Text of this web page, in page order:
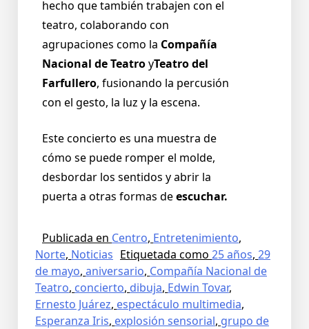
hecho que también trabajen con el
teatro, colaborando con
agrupaciones como la Compañía
Nacional de TeatroyTeatro del
Farfullero, fusionando la percusión
con el gesto, la luz y la escena.
Este concierto es una muestra de
cómo se puede romper el molde,
desbordar los sentidos y abrir la
puerta a otras formas deescuchar.
Publicada en Centro, Entretenimiento,
Norte, Noticias Etiquetada como 25 años, 29
de mayo, aniversario, Compañía Nacional de
Teatro, concierto, dibuja, Edwin Tovar,
Ernesto Juárez, espectáculo multimedia,
Esperanza Iris, explosión sensorial, grupo de